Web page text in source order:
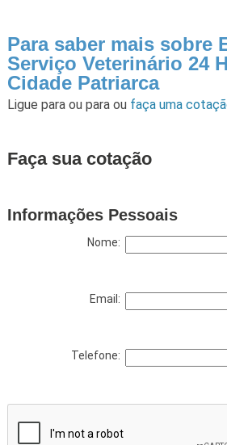
Para saber mais sobre
Serviço Veterinário 24
Cidade Patriarca
Ligue para ou para ou faça uma
Faça sua cotação
Informações Pessoais
Nome:
Email:
Telefone: